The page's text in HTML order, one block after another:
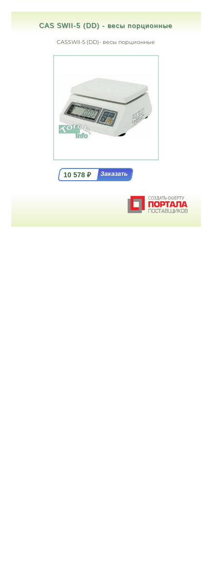
CAS SWII-5 (DD) - весы порционные
CASSWII-5 (DD)- весы порционные
10 578₽